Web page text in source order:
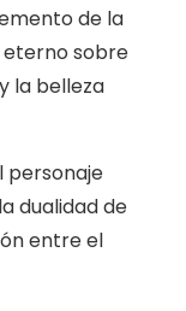
de la
sobre
la belleza
personaje
dualidad de
entre el